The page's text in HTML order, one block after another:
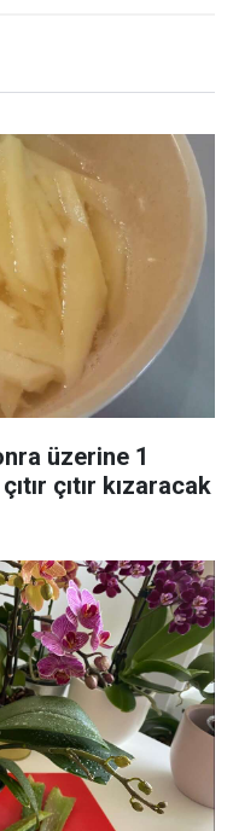
üzerine 1
çıtır kızaracak